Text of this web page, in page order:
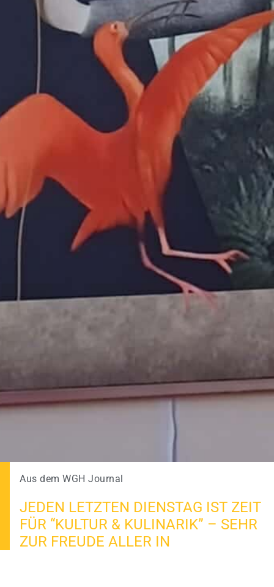
Aus dem WGH Journal
JEDEN LETZTEN DIENSTAG IST ZEIT
FÜR “KULTUR & KULINARIK” – SEHR
ZUR FREUDE ALLER IN